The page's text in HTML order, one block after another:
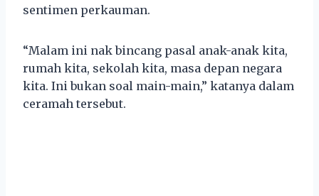
sentimen perkauman.
“Malam ini nak bincang pasal anak-anak kita,
rumah kita, sekolah kita, masa depan negara
kita. Ini bukan soal main-main,” katanya dalam
ceramah tersebut.